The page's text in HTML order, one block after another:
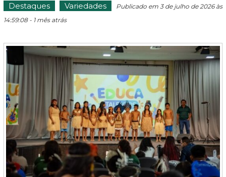
Destaques Variedades
Publicado em 3 de julho de 2026 às
14:59:08 - 1 mês atrás